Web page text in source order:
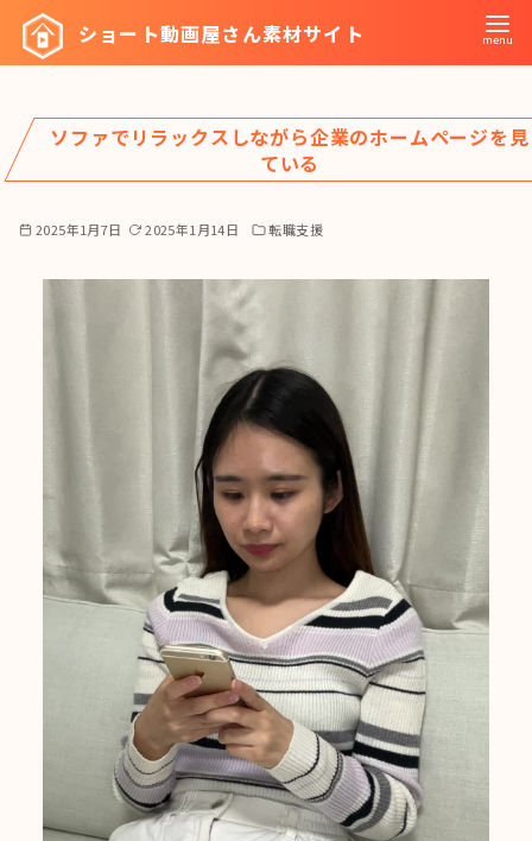
ツ
へ
ショート動画屋さん素材サイト
ソファでリラックスしながら企業のホームページを見
ている
2025年1月7日 2025年1月14日 転職支援